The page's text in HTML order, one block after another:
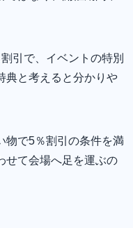
引で、イベントの特別
典と考えると分かりや
物で5％割引の条件を満
せて会場へ足を運ぶの